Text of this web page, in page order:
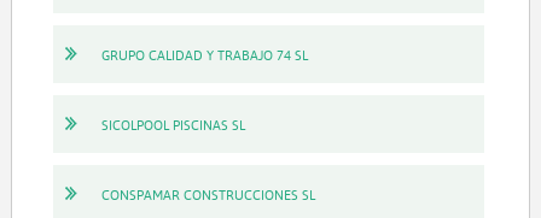
GRUPO CALIDAD Y TRABAJO 74 SL
SICOLPOOL PISCINAS SL
CONSPAMAR CONSTRUCCIONES SL